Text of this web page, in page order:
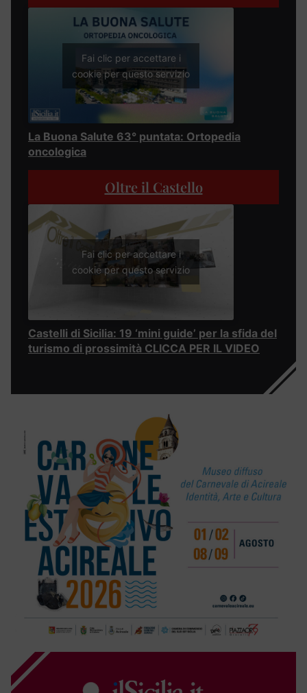
Fai clic per accettare i
cookie per questo servizio
La Buona Salute 63° puntata: Ortopedia
oncologica
Oltre il Castello
Fai clic per accettare i
cookie per questo servizio
Castelli di Sicilia: 19 ‘mini guide’ per la sfida del
turismo di prossimità CLICCA PER IL VIDEO